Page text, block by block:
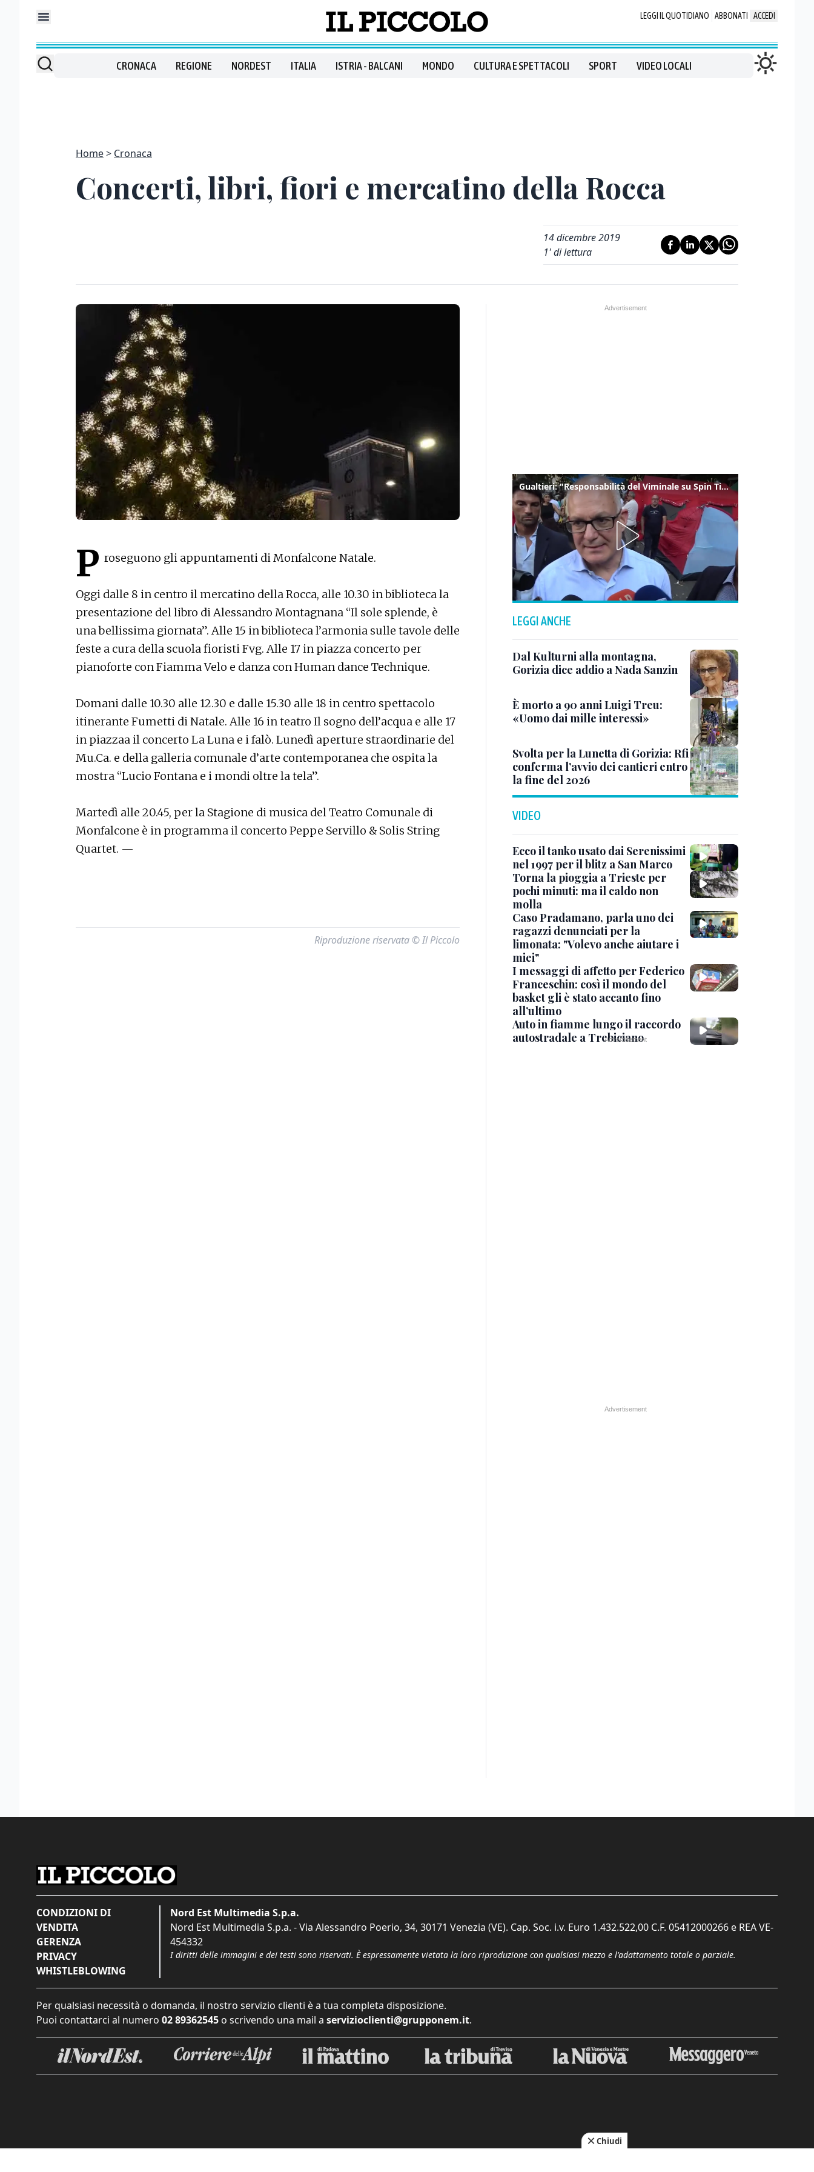
LEGGI IL QUOTIDIANO ABBONATI ACCEDI
CRONACA REGIONE NORDEST ITALIA ISTRIA - BALCANI MONDO CULTURA E SPETTACOLI SPORT VIDEO LOCALI
Home Cronaca
Concerti, libri, fiori e mercatino della Rocca
14 dicembre 2019
1' di lettura
P roseguono gli appuntamenti di Monfalcone Natale.
Oggi dalle 8 in centro il mercatino della Rocca, alle 10.30 in biblioteca la
presentazione del libro di Alessandro Montagnana “Il sole splende, è
una bellissima giornata”. Alle 15 in biblioteca l’armonia sulle tavole delle
feste a cura della scuola fioristi Fvg. Alle 17 in piazza concerto per
pianoforte con Fiamma Velo e danza con Human dance Technique.
Domani dalle 10.30 alle 12.30 e dalle 15.30 alle 18 in centro spettacolo
itinerante Fumetti di Natale. Alle 16 in teatro Il sogno dell’acqua e alle 17
in piazzaa il concerto La Luna e i falò. Lunedì aperture straordinarie del
Mu.Ca. e della galleria comunale d’arte contemporanea che ospita la
mostra “Lucio Fontana e i mondi oltre la tela”.
Martedì alle 20.45, per la Stagione di musica del Teatro Comunale di
Monfalcone è in programma il concerto Peppe Servillo & Solis String
Quartet. —
Riproduzione riservata © Il Piccolo
Gualtieri: "Responsabilità del Viminale su Spin Time? La posizione dei partiti è nota"
LEGGI ANCHE
Dal Kulturni alla montagna,
Gorizia dice addio a Nada Sanzin
È morto a 90 anni Luigi Treu:
«Uomo dai mille interessi»
Svolta per la Lunetta di Gorizia: Rfi
conferma l’avvio dei cantieri entro
la fine del 2026
VIDEO
Ecco il tanko usato dai Serenissimi
nel 1997 per il blitz a San Marco
Torna la pioggia a Trieste per
pochi minuti: ma il caldo non
molla
Caso Pradamano, parla uno dei
ragazzi denunciati per la
limonata: "Volevo anche aiutare i
miei"
I messaggi di affetto per Federico
Franceschin: così il mondo del
basket gli è stato accanto fino
all’ultimo
Auto in fiamme lungo il raccordo
autostradale a Trebiciano
CONDIZIONI DI
VENDITA
GERENZA
PRIVACY
WHISTLEBLOWING
Nord Est Multimedia S.p.a.
Nord Est Multimedia S.p.a. - Via Alessandro Poerio, 34, 30171 Venezia (VE). Cap. Soc. i.v. Euro 1.432.522,00 C.F. 05412000266 e REA VE-
454332
I diritti delle immagini e dei testi sono riservati. È espressamente vietata la loro riproduzione con qualsiasi mezzo e l'adattamento totale o parziale.
Per qualsiasi necessità o domanda, il nostro servizio clienti è a tua completa disposizione.
Puoi contattarci al numero 02 89362545 o scrivendo una mail a servizioclienti@grupponem.it.
Chiudi